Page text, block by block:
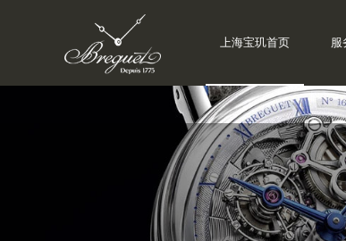
上海宝玑首页 服